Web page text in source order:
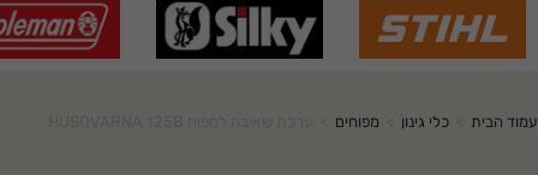
עמוד הבית כלי גינון מפוחים